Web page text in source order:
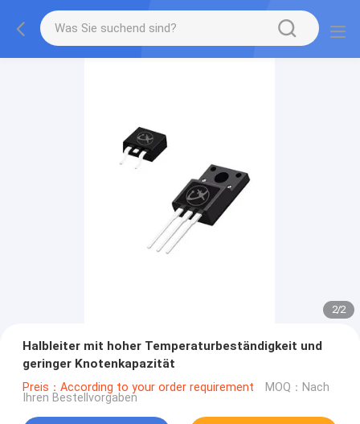
2/2
Halbleiter mit hoher Temperaturbeständigkeit und
geringer Knotenkapazität
Preis：According to your order requirement MOQ：Nach
Ihren Bestellvorgaben